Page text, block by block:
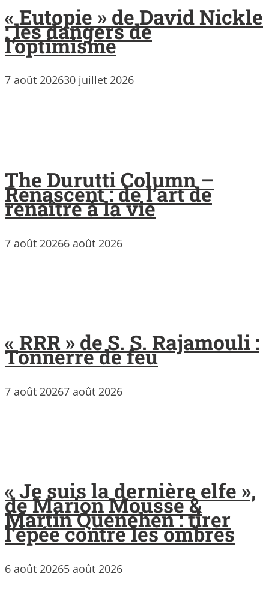
« Eutopie » de David Nickle
: les dangers de
l’optimisme
7 août 202630 juillet 2026
The Durutti Column –
Renascent : de l’art de
renaître à la vie
7 août 20266 août 2026
« RRR » de S. S. Rajamouli :
Tonnerre de feu
7 août 20267 août 2026
« Je suis la dernière elfe »,
de Marion Mousse &
Martin Quenehen : tirer
l’épée contre les ombres
6 août 20265 août 2026